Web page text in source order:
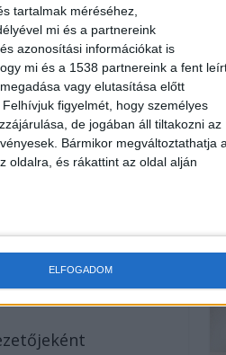
tartalmak méréséhez,
mi és a partnereink
azonosítási információkat is
mi és a 1538 partnereink a fent
vagy elutasítása előtt
Felhívjuk figyelmét, hogy személyes
de jogában áll tiltakozni az
Bármikor megváltoztathatja a
oldalra, és rákattint az oldal alján
ELFOGADOM